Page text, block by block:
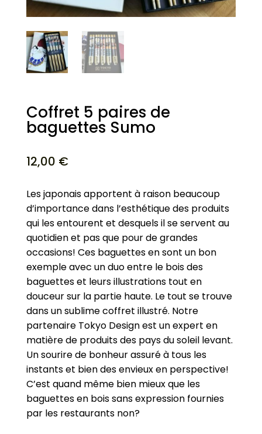
Coffret 5 paires de
baguettes Sumo
12,00 €
Les japonais apportent à raison beaucoup
d’importance dans l’esthétique des produits
qui les entourent et desquels il se servent au
quotidien et pas que pour de grandes
occasions! Ces baguettes en sont un bon
exemple avec un duo entre le bois des
baguettes et leurs illustrations tout en
douceur sur la partie haute. Le tout se trouve
dans un sublime coffret illustré. Notre
partenaire Tokyo Design est un expert en
matière de produits des pays du soleil levant.
Un sourire de bonheur assuré à tous les
instants et bien des envieux en perspective!
C’est quand même bien mieux que les
baguettes en bois sans expression fournies
par les restaurants non?